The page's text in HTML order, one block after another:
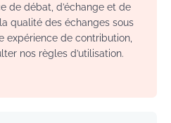
de débat, d’échange et de
qualité des échanges sous
expérience de contribution,
nos règles d’utilisation.